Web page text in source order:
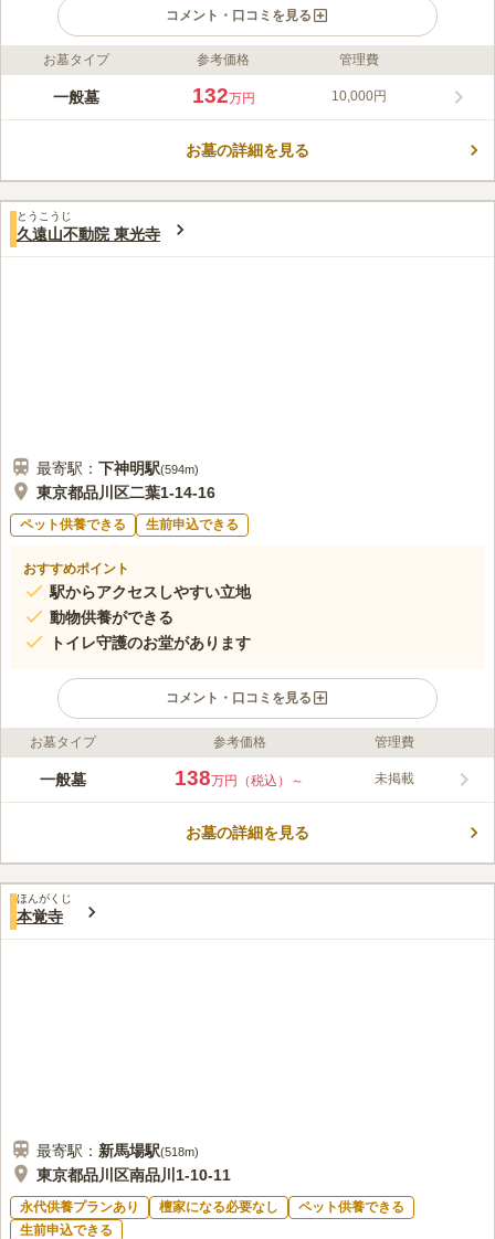
コメント・口コミを見る
ライフドット編集部のコメント
この寺院は、庭園が広々としていて、品川にいることをわすれて
内墓苑です。 最寄り駅の青物横丁が近く、お参りに訪れやすく
「伊藤一刀斎」、鳶頭の「お祭り佐七」など有名人のお墓が多く
あります。
口コミ評価
この霊園はまだ誰からも評価されていません。
お墓タイプ 参考価格 管理費
一般墓 132万円 10,000円
お墓の詳細を見る
とうこうじ
久遠山不動院 東光寺
最寄駅： 下神明駅(594m)
東京都品川区二葉1-14-16
ペット供養できる 生前申込できる
おすすめポイント
駅からアクセスしやすい立地
動物供養ができる
トイレ守護のお堂があります
コメント・口コミを見る
ライフドット編集部のコメント
「ペット達が亡くなった時、同じよう一緒に祀ってあげたい」と
にも動物にも優しい墓苑です。 ずっと一緒に暮らしてきたペッ
口コミ評価
この霊園はまだ誰からも評価されていません。
お墓タイプ 参考価格 管理費
一般墓 138万円（税込）～ 未掲載
お墓の詳細を見る
ほんがくじ
本覚寺
最寄駅： 新馬場駅(518m)
東京都品川区南品川1-10-11
永代供養プランあり 檀家になる必要なし
ペット供養できる
生前申込できる